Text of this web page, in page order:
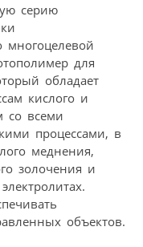
серию
многоцелевой
для
обладает
кислого и
со всеми
процессами, в
меднения,
золочения и
объектов.